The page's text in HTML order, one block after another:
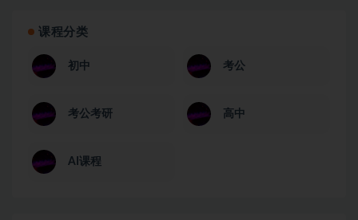
课程分类
初中 考公
考公考研 高中
AI课程